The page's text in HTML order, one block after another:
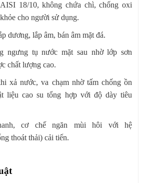
18/10, không chứa chì, chống oxi
cho người sử dụng.
dương, lắp âm, bán âm mặt đá.
ngưng tụ nước mặt sau nhờ lớp sơn
chất lượng cao.
xả nước, va chạm nhờ tấm chống ồn
liệu cao su tổng hợp với độ dày tiêu
cơ chế ngăn mùi hôi với hệ
thoát thải) cải tiến.